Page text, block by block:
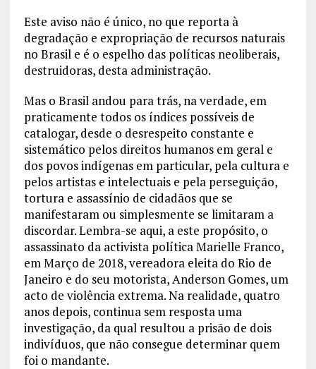
Este aviso não é único, no que reporta à
degradação e expropriação de recursos naturais
no Brasil e é o espelho das políticas neoliberais,
destruidoras, desta administração.
Mas o Brasil andou para trás, na verdade, em
praticamente todos os índices possíveis de
catalogar, desde o desrespeito constante e
sistemático pelos direitos humanos em geral e
dos povos indígenas em particular, pela cultura e
pelos artistas e intelectuais e pela perseguição,
tortura e assassínio de cidadãos que se
manifestaram ou simplesmente se limitaram a
discordar. Lembra-se aqui, a este propósito, o
assassinato da activista política Marielle Franco,
em Março de 2018, vereadora eleita do Rio de
Janeiro e do seu motorista, Anderson Gomes, um
acto de violência extrema. Na realidade, quatro
anos depois, continua sem resposta uma
investigação, da qual resultou a prisão de dois
indivíduos, que não consegue determinar quem
foi o mandante.